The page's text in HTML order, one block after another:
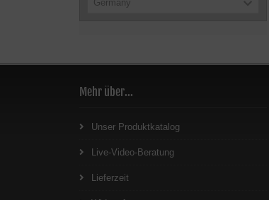
Germany
Mehr über...
Unser Produktkatalog
Live-Video-Beratung
Lieferzeit